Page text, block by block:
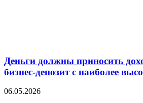
Деньги должны приносить
бизнес-депозит с наиболее
06.05.2026